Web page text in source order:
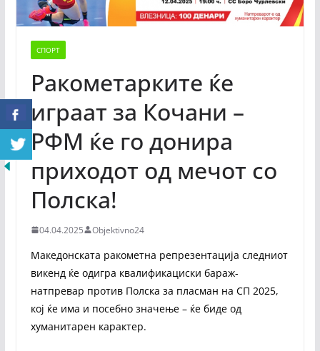
СПОРТ
Ракометарките ќе
играат за Кочани –
РФМ ќе го донира
приходот од мечот со
Полска!
04.04.2025 Objektivno24
Македонската ракометна репрезентација следниот
викенд ќе одигра квалификациски бараж-
натпревар против Полска за пласман на СП 2025,
кој ќе има и посебно значење – ќе биде од
хуманитарен карактер.